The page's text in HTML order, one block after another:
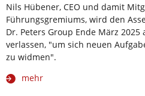
Nils Hübener, CEO und damit
Führungsgremiums, wird den
Dr. Peters Group Ende März
verlassen, "um sich neuen
zu widmen".
mehr